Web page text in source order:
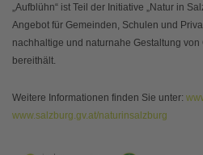
„Aufblühn“ ist Teil der Initiative „Natur in
Angebot für Gemeinden, Schulen und
nachhaltige und naturnahe Gestaltung von
bereithält.
Weitere Informationen finden Sie unter:
www.salzburg.gv.at/naturinsalzburg